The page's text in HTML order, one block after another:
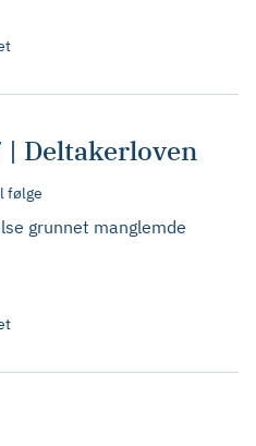
| Deltakerloven
følge
grunnet manglemde